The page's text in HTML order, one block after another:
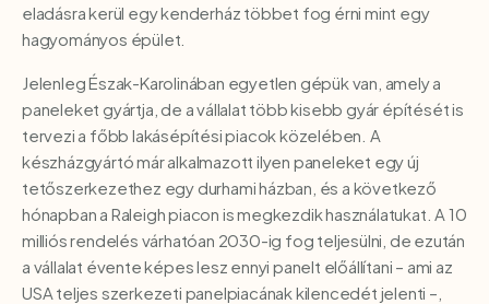
eladásra kerül egy kenderház többet fog érni mint egy
hagyományos épület.
Jelenleg Észak-Karolinában egyetlen gépük van, amely a
paneleket gyártja, de a vállalat több kisebb gyár építését is
tervezi a főbb lakásépítési piacok közelében. A
készházgyártó már alkalmazott ilyen paneleket egy új
tetőszerkezethez egy durhami házban, és a következő
hónapban a Raleigh piacon is megkezdik használatukat. A 10
milliós rendelés várhatóan 2030-ig fog teljesülni, de ezután
a vállalat évente képes lesz ennyi panelt előállítani – ami az
USA teljes szerkezeti panelpiacának kilencedét jelenti –,